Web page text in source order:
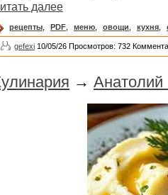
далее
рецепты PDF меню овощи кухня
gefexi 10/05/26 Просмотров: 732
→ Анатолий